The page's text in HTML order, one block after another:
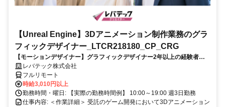
【Unreal Engine】3Dアニメーション制作業務のグラ
フィックデザイナー_LTCR218180_CP_CRG
【モーションデザイナー】グラフィックデザイナー2年以上の経験者を
歓迎！キャリアアップを目指したい方も大歓迎♪
レバテック株式会社
フルリモート
時給3,010円以上
勤務時間・曜日: 【実際の勤務時間例】 10:00～19:00 週3日勤務
仕事内容: ＜作業詳細＞ 受託のゲーム開発において3Dアニメーション